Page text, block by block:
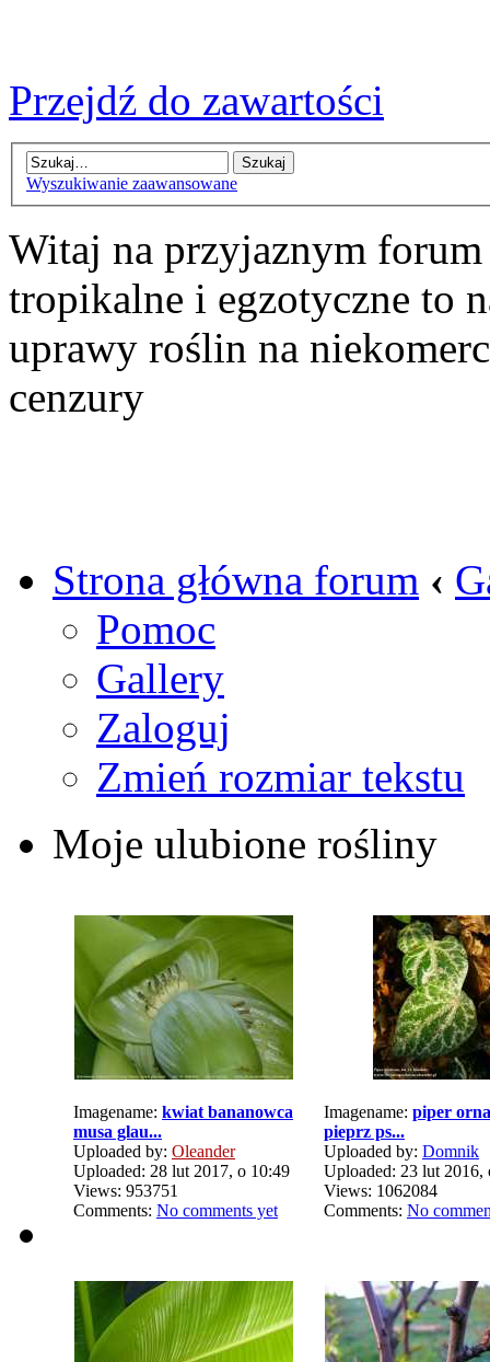
Przejdź do zawartości
Wyszukiwanie zaawansowane
Witaj na przyjaznym
tropikalne i egzotyczne to
uprawy roślin na
cenzury
Strona główna forum ‹
Pomoc
Gallery
Zaloguj
Zmień rozmiar tekstu
Moje ulubione rośliny
Imagename: kwiat bananowca
musa glau...
Uploaded by: Oleander
Uploaded: 28 lut 2017, o 10:49
Views: 953751
Comments: No comments yet
Imagename: piper
pieprz ps...
Uploaded by: Domnik
Uploaded: 23 lut 2016,
Views: 1062084
Comments: No